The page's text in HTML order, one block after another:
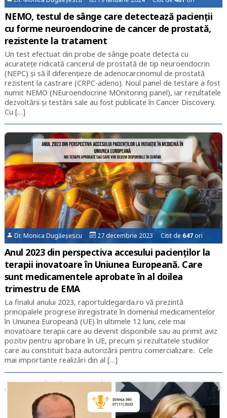
NEMO, testul de sânge care detectează pacienţii
cu forme neuroendocrine de cancer de prostată,
rezistente la tratament
Un test efectuat din probe de sânge poate detecta cu
acuratețe ridicată cancerul de prostată de tip neuroendocrin
(NEPC) și să îl diferențieze de adenocarcinomul de prostată
rezistent la castrare (CRPC-adeno). Noul panel de testare a fost
numit NEMO (NEuroendocrine MOnitoring panel), iar rezultatele
dezvoltării şi testării sale au fost publicate în Cancer Discovery.
Cu […]
Dr. Monica Dugăeșescu 27 decembrie 2023 Citit de 647ori
Anul 2023 din perspectiva accesului pacienţilor la
terapii inovatoare în Uniunea Europeană. Care
sunt medicamentele aprobate în al doilea
trimestru de EMA
La finalul anului 2023, raportuldegarda.ro vă prezintă
principalele progrese înregistrate în domeniul medicamentelor
în Uniunea Europeană (UE) în ultimele 12 luni, cele mai
inovatoare terapii care au devenit disponibile sau au primit aviz
pozitiv pentru aprobare în UE, precum și rezultatele studiilor
care au constituit baza autorizării pentru comercializare. Cele
mai importante realizări din al […]